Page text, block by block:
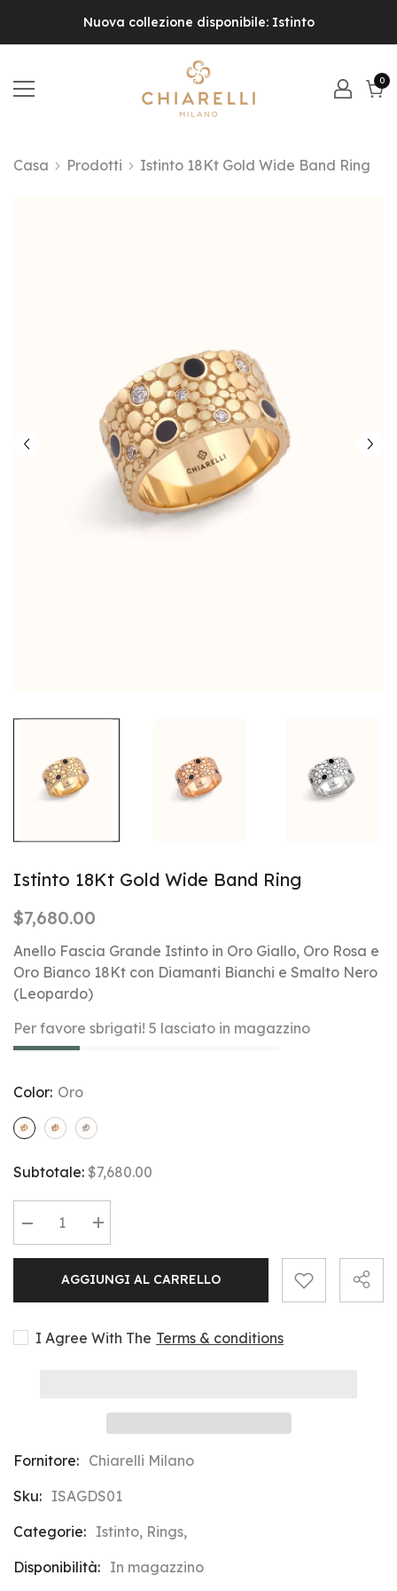
Nuova collezione disponibile: Istinto
00
Casa Prodotti Istinto 18Kt Gold Wide Band Ring
Istinto 18Kt Gold Wide Band Ring
$7,680.00
Anello Fascia Grande Istinto in Oro Giallo, Oro Rosa e
Oro Bianco 18Kt con Diamanti Bianchi e Smalto Nero
(Leopardo)
Per favore sbrigati! 5 lasciato in magazzino
Color: Oro
Subtotale: $7,680.00
Diminuire
la
Band
Ring
Aumentare
la
Istinto
Band
AGGIUNGI AL CARRELLO
I Agree With The Terms & conditions
Fornitore: Chiarelli Milano
Sku: ISAGDS01
Categorie: Istinto, Rings,
Disponibilità: In magazzino